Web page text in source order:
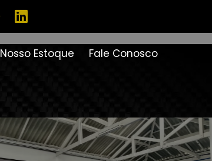
Nosso Estoque Fale Conosco